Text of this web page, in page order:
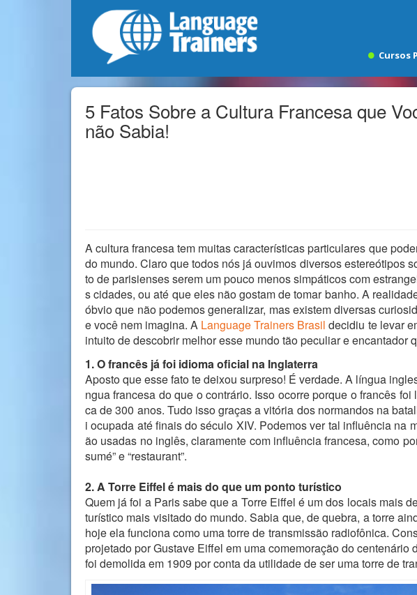
Cursos
5 Fatos Sobre a Cultura Francesa que
não Sabia!
A cultura francesa tem muitas características particulares que
do mundo. Claro que todos nós já ouvimos diversos estereótipos
to de parisienses serem um pouco menos simpáticos com
s cidades, ou até que eles não gostam de tomar banho. A
óbvio que não podemos generalizar, mas existem diversas
e você nem imagina. A Language Trainers Brasil decidiu te levar
intuito de descobrir melhor esse mundo tão peculiar e encantador
1. O francês já foi idioma oficial na Inglaterra
Aposto que esse fato te deixou surpreso! É verdade. A língua
ngua francesa do que o contrário. Isso ocorre porque o francês
ca de 300 anos. Tudo isso graças a vitória dos normandos na
i ocupada até finais do século XIV. Podemos ver tal influência na
ão usadas no inglês, claramente com influência francesa, como por
sumé” e “restaurant”.
2. A Torre Eiffel é mais do que um ponto turístico
Quem já foi a Paris sabe que a Torre Eiffel é um dos locais mais
turístico mais visitado do mundo. Sabia que, de quebra, a torre
hoje ela funciona como uma torre de transmissão radiofônica.
projetado por Gustave Eiffel em uma comemoração do centenário
foi demolida em 1909 por conta da utilidade de ser uma torre de